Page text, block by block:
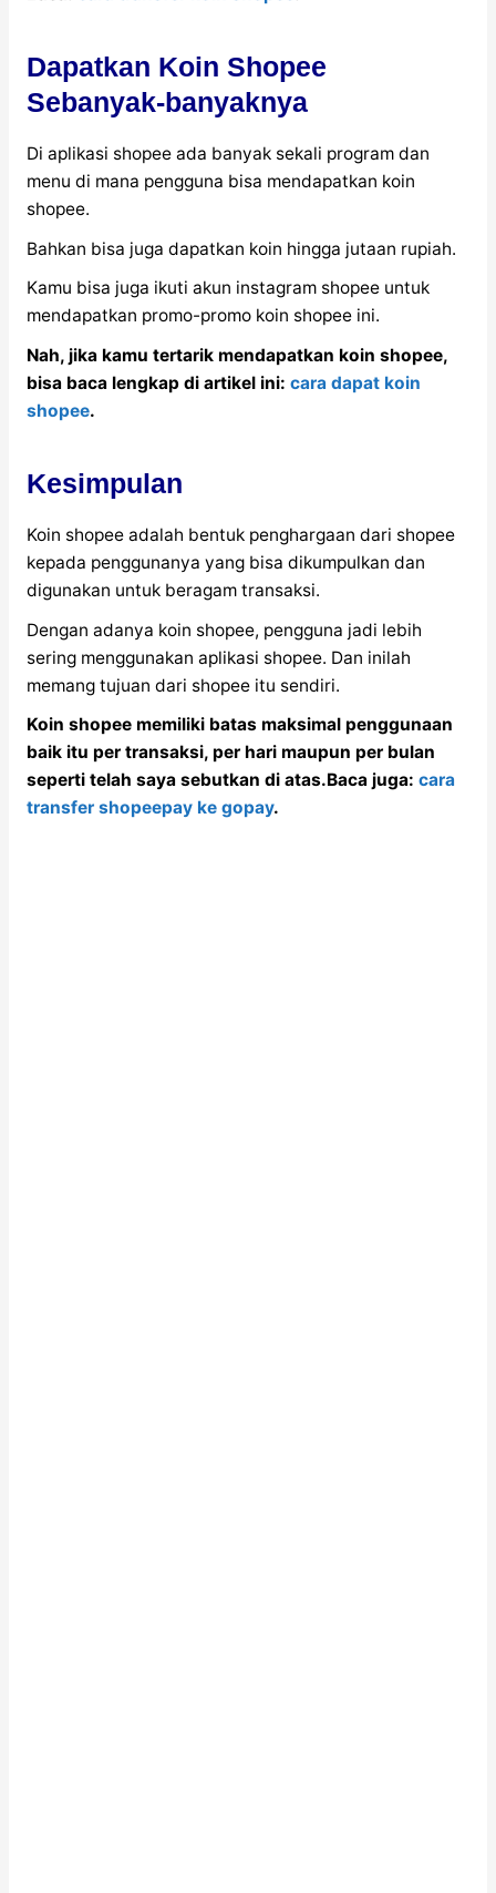
Dapatkan Koin Shopee
Sebanyak-banyaknya
Di aplikasi shopee ada banyak sekali program dan
menu di mana pengguna bisa mendapatkan koin
shopee.
Bahkan bisa juga dapatkan koin hingga jutaan rupiah.
Kamu bisa juga ikuti akun instagram shopee untuk
mendapatkan promo-promo koin shopee ini.
Nah, jika kamu tertarik mendapatkan koin shopee,
bisa baca lengkap di artikel ini: cara dapat koin
shopee.
Kesimpulan
Koin shopee adalah bentuk penghargaan dari shopee
kepada penggunanya yang bisa dikumpulkan dan
digunakan untuk beragam transaksi.
Dengan adanya koin shopee, pengguna jadi lebih
sering menggunakan aplikasi shopee. Dan inilah
memang tujuan dari shopee itu sendiri.
Koin shopee memiliki batas maksimal penggunaan
baik itu per transaksi, per hari maupun per bulan
seperti telah saya sebutkan di atas.Baca juga: cara
transfer shopeepay ke gopay.